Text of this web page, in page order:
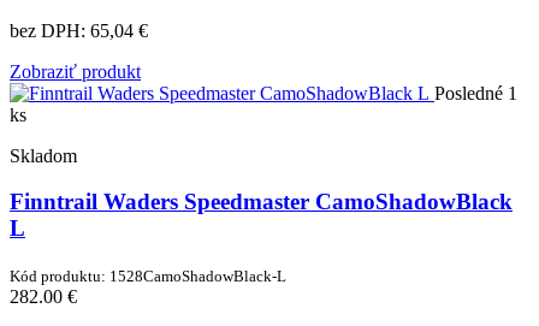
bez DPH: 65,04 €
Zobraziť produkt
Posledné 1
ks
Skladom
Finntrail Waders Speedmaster CamoShadowBlack
L
Kód produktu: 1528CamoShadowBlack-L
282.00 €